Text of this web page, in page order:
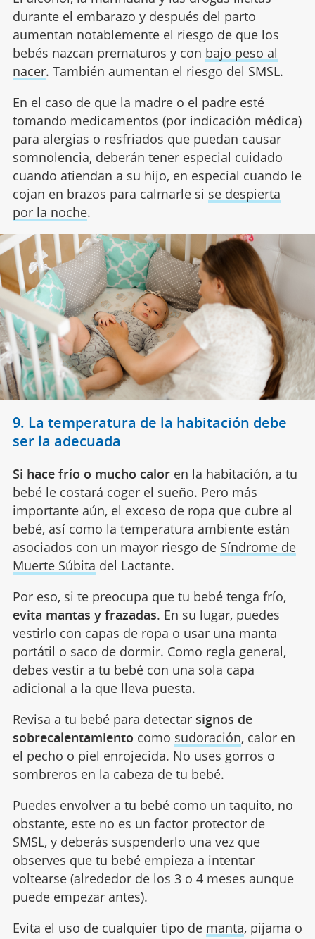
durante el embarazo y después del parto
aumentan notablemente el riesgo de que los
bebés nazcan prematuros y con bajo peso al
nacer. También aumentan el riesgo del SMSL.
En el caso de que la madre o el padre esté
tomando medicamentos (por indicación médica)
para alergias o resfriados que puedan causar
somnolencia, deberán tener especial cuidado
cuando atiendan a su hijo, en especial cuando le
cojan en brazos para calmarle si se despierta
por la noche.
9. La temperatura de la habitación debe
ser la adecuada
Si hace frío o mucho caloren la habitación, a tu
bebé le costará coger el sueño. Pero más
importante aún, el exceso de ropa que cubre al
bebé, así como la temperatura ambiente están
asociados con un mayor riesgo de Síndrome de
Muerte Súbita del Lactante.
Por eso, si te preocupa que tu bebé tenga frío,
evita mantas y frazadas. En su lugar, puedes
vestirlo con capas de ropa o usar una manta
portátil o saco de dormir. Como regla general,
debes vestir a tu bebé con una sola capa
adicional a la que lleva puesta.
Revisa a tu bebé para detectar signos de
sobrecalentamiento como sudoración, calor en
el pecho o piel enrojecida. No uses gorros o
sombreros en la cabeza de tu bebé.
Puedes envolver a tu bebé como un taquito, no
obstante, este no es un factor protector de
SMSL, y deberás suspenderlo una vez que
observes que tu bebé empieza a intentar
voltearse (alrededor de los 3 o 4 meses aunque
puede empezar antes).
Evita el uso de cualquier tipo de manta, pijama o